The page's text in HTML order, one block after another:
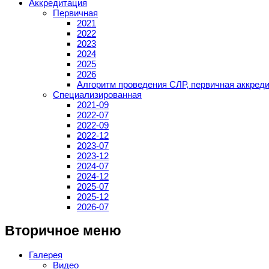
Аккредитация
Первичная
2021
2022
2023
2024
2025
2026
Алгоритм проведения СЛР, первичная
Специализированная
2021-09
2022-07
2022-09
2022-12
2023-07
2023-12
2024-07
2024-12
2025-07
2025-12
2026-07
Вторичное меню
Галерея
Видео